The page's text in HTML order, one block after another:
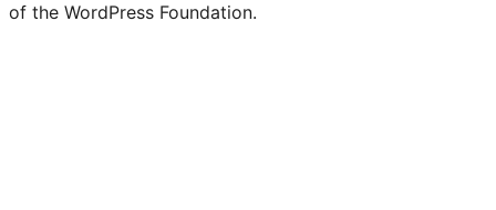
of the WordPress Foundation.